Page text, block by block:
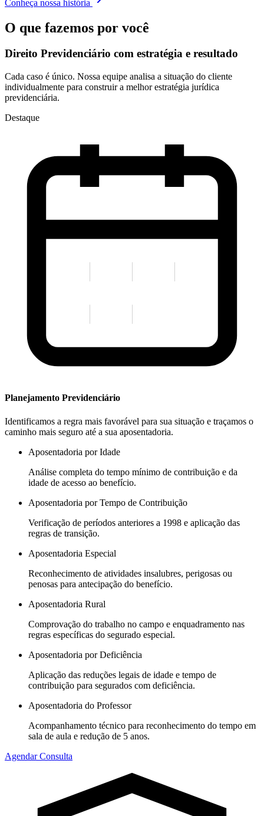
Conheça nossa história
O que fazemos por você
Direito Previdenciário com estratégia e resultado
Cada caso é único. Nossa equipe analisa a situação do cliente
individualmente para construir a melhor estratégia jurídica
previdenciária.
Destaque
Planejamento Previdenciário
Identificamos a regra mais favorável para sua situação e traçamos o
caminho mais seguro até a sua aposentadoria.
Aposentadoria por Idade
Análise completa do tempo mínimo de contribuição e da
idade de acesso ao benefício.
Aposentadoria por Tempo de Contribuição
Verificação de períodos anteriores a 1998 e aplicação das
regras de transição.
Aposentadoria Especial
Reconhecimento de atividades insalubres, perigosas ou
penosas para antecipação do benefício.
Aposentadoria Rural
Comprovação do trabalho no campo e enquadramento nas
regras específicas do segurado especial.
Aposentadoria por Deficiência
Aplicação das reduções legais de idade e tempo de
contribuição para segurados com deficiência.
Aposentadoria do Professor
Acompanhamento técnico para reconhecimento do tempo em
sala de aula e redução de 5 anos.
Agendar Consulta